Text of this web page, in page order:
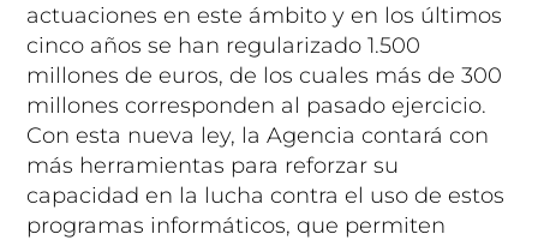
actuaciones en este ámbito y en los últimos
cinco años se han regularizado 1.500
millones de euros, de los cuales más de 300
millones corresponden al pasado ejercicio.
Con esta nueva ley, la Agencia contará con
más herramientas para reforzar su
capacidad en la lucha contra el uso de estos
programas informáticos, que permiten